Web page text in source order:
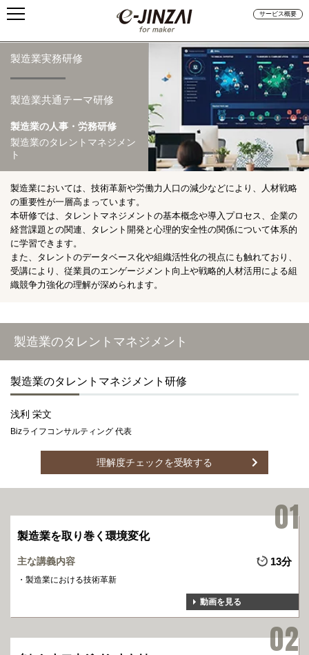
サービス概要
製造業実務研修
製造業共通テーマ研修
製造業の人事・労務研修
製造業のタレントマネジメン
ト
製造業においては、技術革新や労働力人口の減少などにより、人材戦略
の重要性が一層高まっています。
本研修では、タレントマネジメントの基本概念や導入プロセス、企業の
経営課題との関連、タレント開発と心理的安全性の関係について体系的
に学習できます。
また、タレントのデータベース化や組織活性化の視点にも触れており、
受講により、従業員のエンゲージメント向上や戦略的人材活用による組
織競争力強化の理解が深められます。
製造業のタレントマネジメント
製造業のタレントマネジメント研修
浅利 栄文
Bizライフコンサルティング 代表
理解度チェックを受験する
製造業を取り巻く環境変化
主な講義内容 13分
製造業における技術革新
動画を見る